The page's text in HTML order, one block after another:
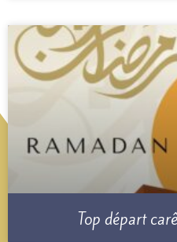
Top départ